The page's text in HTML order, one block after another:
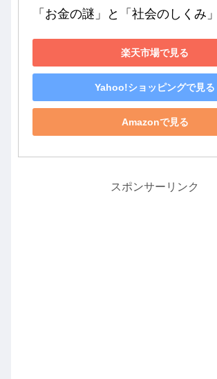
「お金の謎」と「社会のしくみ
楽天市場で見る
Yahoo!ショッピングで見る
Amazonで見る
スポンサーリンク